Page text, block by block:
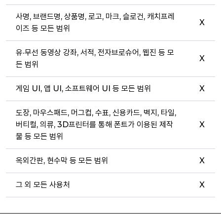
사명, 브랜드명, 상품명, 로고, 마크, 슬로건, 캐치프레
이즈 등 모든 범위
X
유·무선 동영상 강좌, 서적, 전자브로슈어, 웹진 등 모
든 범위
X
게임 UI, 앱 UI, 소프트웨어 UI 등 모든 범위 X
도장, 마우스패드, 머그컵, 수표, 신용카드, 벽지, 타일,
버티컬, 의류, 3D프린터를 통해 폰트가 이용된 제작
물 등 모든 범위
X
옥외간판, 현수막 등 모든 범위 X
그 외 모든 사용처 X